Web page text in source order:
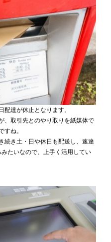
達が休止となります。
、取引先とのやり取りを紙媒体で
すね。
続き土・日や休日も配送し、速達
たいなので、上手く活用してい